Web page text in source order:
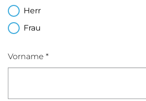
Herr
Frau
Vorname *